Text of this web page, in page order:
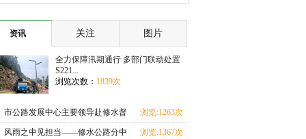
资讯
关注 图片
全力保障汛期通行 多部门联动处置
S221...
浏览次数： 1839次
市公路发展中心主要领导赴修水督
导汛期地质灾害
浏览:1263次
风雨之中见担当——修水公路分中 浏览:1367次